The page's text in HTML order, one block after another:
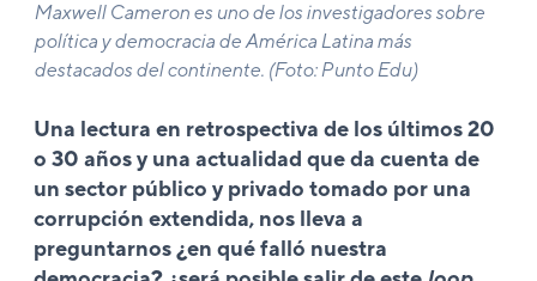
Maxwell Cameron es uno de los investigadores sobre
política y democracia de América Latina más
destacados del continente. (Foto: Punto Edu)
Una lectura en retrospectiva de los últimos 20
o 30 años y una actualidad que da cuenta de
un sector público y privado tomado por una
corrupción extendida, nos lleva a
preguntarnos ¿en qué falló nuestra